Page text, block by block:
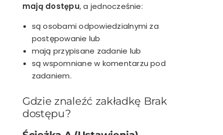
mają dostępu, a jednocześnie:
są osobami odpowiedzialnymi za
postępowanie lub
mają przypisane zadanie lub
są wspomniane w komentarzu pod
zadaniem.
Gdzie znaleźć zakładkę Brak
dostępu?